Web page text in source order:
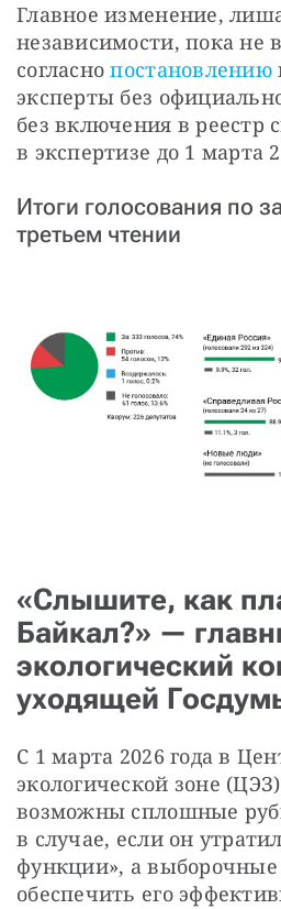
Главное изменение,
независимости, пока не
согласно постановлению
эксперты без
без включения в реестр
в экспертизе до 1 марта
Итоги голосования по
третьем чтении
«Слышите, как
Байкал?» —
экологический
уходящей
С 1 марта 2026 года в
экологической зоне
возможны сплошные
в случае, если он
функции», а выборочные
обеспечить его